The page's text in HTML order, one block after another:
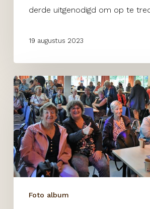
derde uitgenodigd om op te
19 augustus 2023
Stuurloos
in
Doorn
Foto album